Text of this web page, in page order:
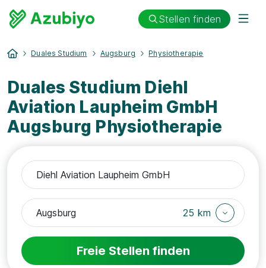
Stellen finden
Duales Studium Augsburg Physiotherapie
Duales Studium Diehl
Aviation Laupheim GmbH
Augsburg Physiotherapie
25 km
Freie Stellen finden